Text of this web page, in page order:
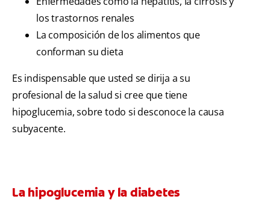
los trastornos renales
La composición de los alimentos que
conforman su dieta
Es indispensable que usted se dirija a su
profesional de la salud si cree que tiene
hipoglucemia, sobre todo si desconoce la causa
subyacente.
La hipoglucemia y la diabetes